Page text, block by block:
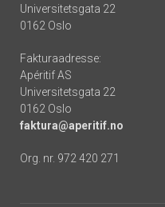
Universitetsgata 22
0162 Oslo
Fakturaadresse:
Apéritif AS
Universitetsgata 22
0162 Oslo
faktura@aperitif.no
Org. nr. 972 420 271